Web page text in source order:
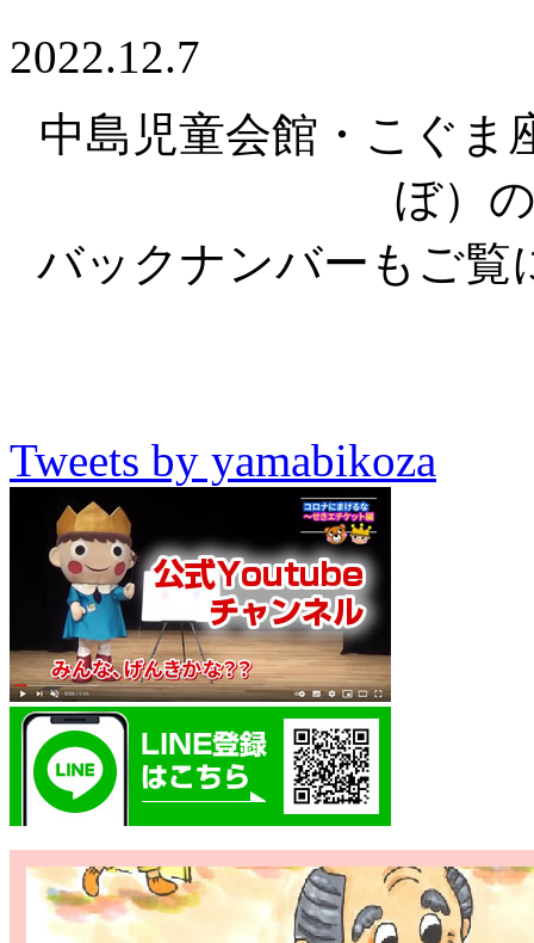
2022.12.7
中島児童会館・こぐま
ぼ）
バックナンバーもご覧
Tweets by yamabikoza